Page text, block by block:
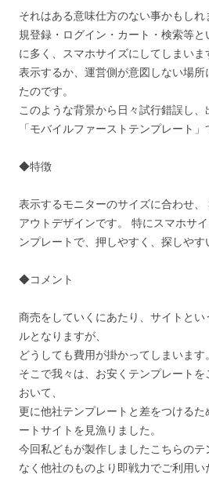
それはある意味仕方のない事かもし
規登録・ログイン・カート・検索等
に多く、スマホサイズにしてしまい
表示するか、運営側が意図しない場所
たのです。
このような背景から日々試行錯誤し
「モバイルファーストテンプレート」
◆特徴
表示するモニターのサイズに合わせ、
アウトデザインです。 特にスマホサ
ンプレートで、押しやすく、探しやす
◆コメント
商売をしていくにあたり、サイトと
ルとなりますが、
どうしても費用が掛かってしまいます。
そこで我々は、お安くテンプレート
おいて、
更に他社テンプレートと差をつけるた
ートサイトを見漁りました。
今回私どもが製作しましたこちらの
なく他社のものより即戦力でご利用い